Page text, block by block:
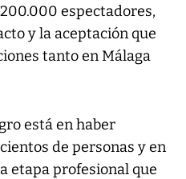
espectadores,
y la aceptación que
tanto en Málaga
está en haber
de personas y en
etapa profesional que